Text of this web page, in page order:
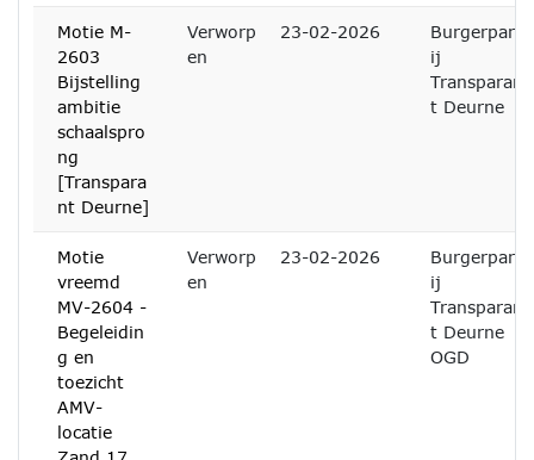
Motie M-
2603
Bijstelling
ambitie
schaalspro
ng
[Transpara
nt Deurne]
Verworp
en
23-02-2026
Burgerpart
ij
Transparan
t Deurne
Motie
vreemd
MV-2604 -
Begeleidin
g en
toezicht
AMV-
locatie
Verworp
en
23-02-2026
Burgerpart
ij
Transparan
t Deurne
OGD